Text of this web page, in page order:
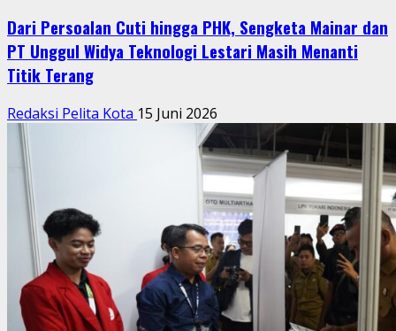
Dari Persoalan Cuti hingga PHK, Sengketa Mainar dan
PT Unggul Widya Teknologi Lestari Masih Menanti
Titik Terang
Redaksi Pelita Kota 15 Juni 2026